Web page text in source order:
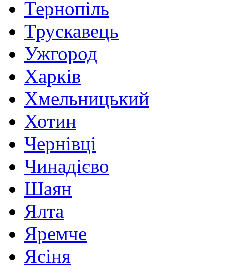
Тернопіль
Трускавець
Ужгород
Харків
Хмельницький
Хотин
Чернівці
Чинадієво
Шаян
Ялта
Яремче
Ясіня